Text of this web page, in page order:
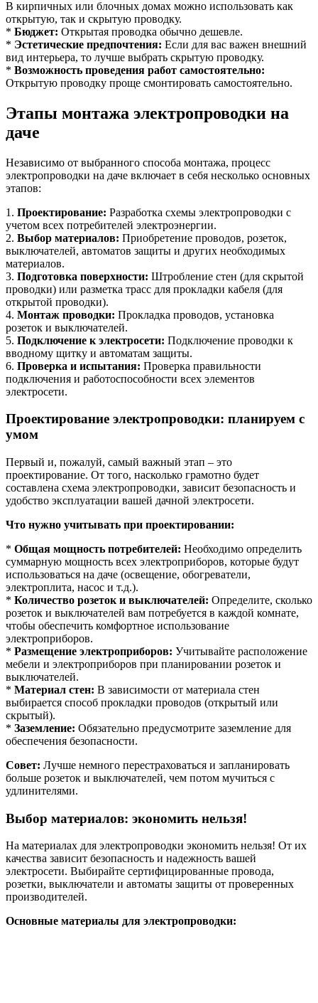
В кирпичных или блочных домах можно использовать как
открытую, так и скрытую проводку.
* Бюджет: Открытая проводка обычно дешевле.
* Эстетические предпочтения: Если для вас важен внешний
вид интерьера, то лучше выбрать скрытую проводку.
* Возможность проведения работ самостоятельно:
Открытую проводку проще смонтировать самостоятельно.
Этапы монтажа электропроводки на
даче
Независимо от выбранного способа монтажа, процесс
электропроводки на даче включает в себя несколько основных
этапов:
1. Проектирование: Разработка схемы электропроводки с
учетом всех потребителей электроэнергии.
2. Выбор материалов: Приобретение проводов, розеток,
выключателей, автоматов защиты и других необходимых
материалов.
3. Подготовка поверхности: Штробление стен (для скрытой
проводки) или разметка трасс для прокладки кабеля (для
открытой проводки).
4. Монтаж проводки: Прокладка проводов, установка
розеток и выключателей.
5. Подключение к электросети: Подключение проводки к
вводному щитку и автоматам защиты.
6. Проверка и испытания: Проверка правильности
подключения и работоспособности всех элементов
электросети.
Проектирование электропроводки: планируем с
умом
Первый и, пожалуй, самый важный этап – это
проектирование. От того, насколько грамотно будет
составлена схема электропроводки, зависит безопасность и
удобство эксплуатации вашей дачной электросети.
Что нужно учитывать при проектировании:
* Общая мощность потребителей: Необходимо определить
суммарную мощность всех электроприборов, которые будут
использоваться на даче (освещение, обогреватели,
электроплита, насос и т.д.).
* Количество розеток и выключателей: Определите, сколько
розеток и выключателей вам потребуется в каждой комнате,
чтобы обеспечить комфортное использование
электроприборов.
* Размещение электроприборов: Учитывайте расположение
мебели и электроприборов при планировании розеток и
выключателей.
* Материал стен: В зависимости от материала стен
выбирается способ прокладки проводов (открытый или
скрытый).
* Заземление: Обязательно предусмотрите заземление для
обеспечения безопасности.
Совет: Лучше немного перестраховаться и запланировать
больше розеток и выключателей, чем потом мучиться с
удлинителями.
Выбор материалов: экономить нельзя!
На материалах для электропроводки экономить нельзя! От их
качества зависит безопасность и надежность вашей
электросети. Выбирайте сертифицированные провода,
розетки, выключатели и автоматы защиты от проверенных
производителей.
Основные материалы для электропроводки: